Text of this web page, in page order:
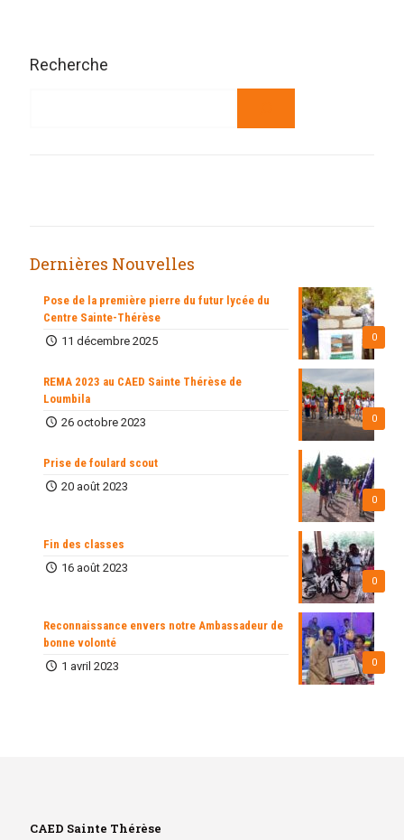
Recherche
Dernières Nouvelles
0
Pose de la première pierre du futur lycée du
Centre Sainte-Thérèse
11 décembre 2025
0
REMA 2023 au CAED Sainte Thérèse de
Loumbila
26 octobre 2023
0
Prise de foulard scout
20 août 2023
0
Fin des classes
16 août 2023
0
Reconnaissance envers notre Ambassadeur de
bonne volonté
1 avril 2023
CAED Sainte Thérèse